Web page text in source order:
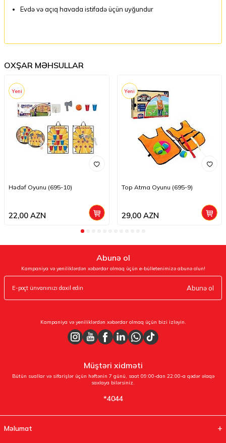
Evdə və açıq havada istifadə üçün uyğundur
OXŞAR MƏHSULLAR
Yeni
Hədəf Oyunu (695-10)
22,00 AZN
Yeni
Top Atma Oyunu (695-9)
29,00AZN
Abunə ol
Kampaniya və yeniliklərdən xəbərdar olmaq üçün e-bülletenimizə abunə olun!
Abunə ol
Kampaniya və yeniliklərdən xəbərdar olmaq üçün bizi izləyin.
Müştəri xidməti
Bütün suallar və sifarişlər üçün həftənin 7 günü, saat 09:00-dan 22:00-a qədər əlaqə
saxlaya bilərsiniz.
*4044
Məlumat